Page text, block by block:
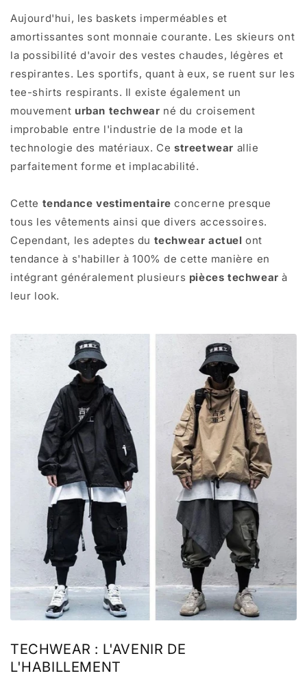
Aujourd'hui, les baskets imperméables et
amortissantes sont monnaie courante. Les skieurs ont
la possibilité d'avoir des vestes chaudes, légères et
respirantes. Les sportifs, quant à eux, se ruent sur les
tee-shirts respirants. Il existe également un
mouvement urban techwear né du croisement
improbable entre l'industrie de la mode et la
technologie des matériaux. Cestreetwear allie
parfaitement forme et implacabilité.
Cette tendance vestimentaire concerne presque
tous les vêtements ainsi que divers accessoires.
Cependant, les adeptes du techwear actuel ont
tendance à s'habiller à 100% de cette manière en
intégrant généralement plusieurs pièces techwear à
leur look.
TECHWEAR : L'AVENIR DE
L'HABILLEMENT